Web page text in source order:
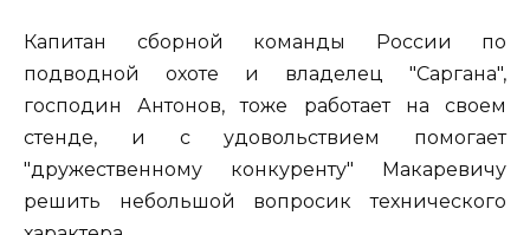
Капитан сборной команды России по
подводной охоте и владелец "Саргана",
господин Антонов, тоже работает на своем
стенде, и с удовольствием помогает
"дружественному конкуренту" Макаревичу
решить небольшой вопросик технического